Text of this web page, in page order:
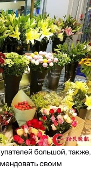
большой, также,
своим